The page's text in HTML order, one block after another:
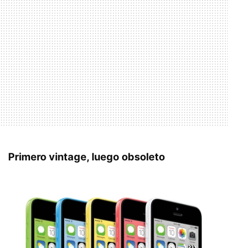
Primero vintage, luego obsoleto